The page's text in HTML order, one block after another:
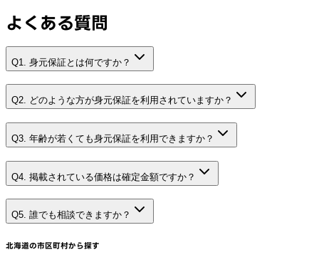
よくある質問
Q1. 身元保証とは何ですか？
Q2. どのような方が身元保証を利用されていますか？
Q3. 年齢が若くても身元保証を利用できますか？
Q4. 掲載されている価格は確定金額ですか？
Q5. 誰でも相談できますか？
北海道の市区町村から探す